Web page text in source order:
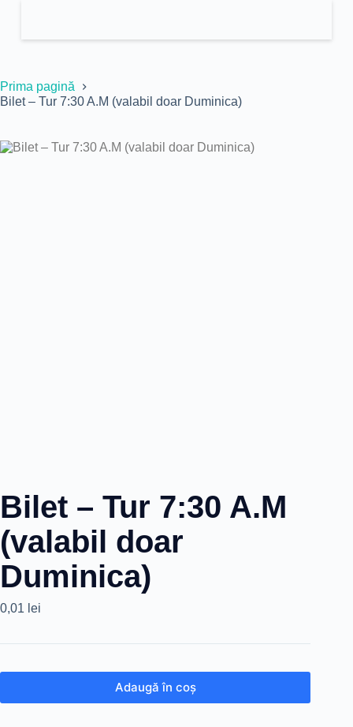
Prima pagină
Bilet – Tur 7:30 A.M (valabil doar Duminica)
Bilet – Tur 7:30 A.M
(valabil doar
Duminica)
0,01 lei
Adaugă în coș